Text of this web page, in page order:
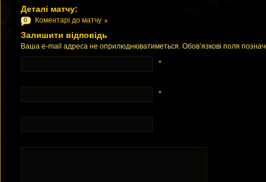
Деталі матчу:
0 Коментарі до матчу
Залишити відповідь
Ваша e-mail адреса не оприлюднюватиметься. Обов’язкові поля
*
*